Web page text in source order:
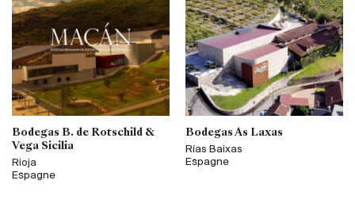
Bodegas B. de Rotschild &
Vega Sicilia
Rioja
Espagne
Bodegas As Laxas
Rías Baixas
Espagne